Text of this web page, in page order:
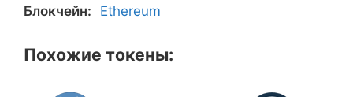
Блокчейн:
Ethereum
Похожие токены: